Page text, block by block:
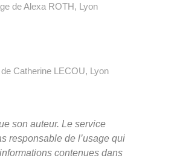
de Alexa ROTH, Lyon
Catherine LECOU, Lyon
son auteur. Le service
responsable de l’usage qui
contenues dans